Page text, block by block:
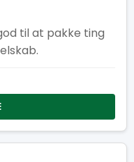
til at pakke ting